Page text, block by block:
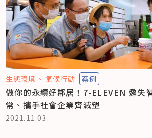
生態環境 氣候行動 案例
做你的永續好鄰居！7-ELEVEN 邀失
常、攜手社會企業齊減塑
2021.11.03